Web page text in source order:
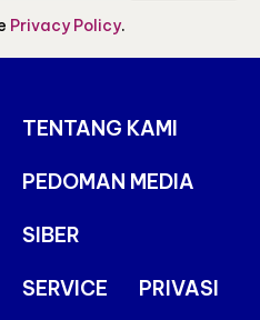
Privacy Policy.
TENTANG KAMI
PEDOMAN MEDIA
SIBER
SERVICE PRIVASI